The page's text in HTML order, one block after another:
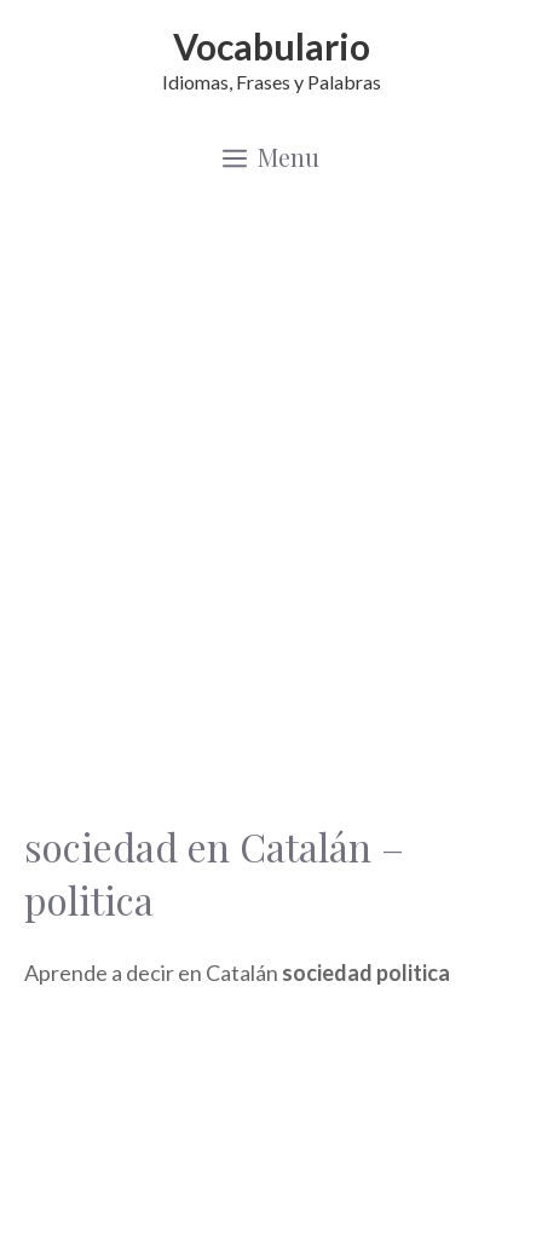
Vocabulario
Idiomas, Frases y Palabras
Menu
sociedad en Catalán –
politica
Aprende a decir en Catalán sociedad politica